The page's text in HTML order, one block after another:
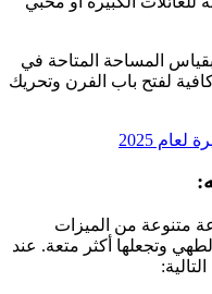
المساحة المتاحة في
لفتح باب الفرن وتحريك
2025
متنوعة من الميزات
وتجعلها أكثر متعة. عند